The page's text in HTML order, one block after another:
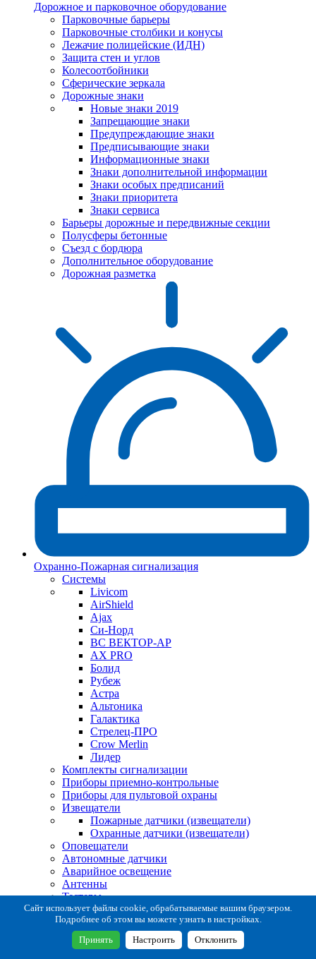
Дорожное и парковочное оборудование
Парковочные барьеры
Парковочные столбики и конусы
Лежачие полицейские (ИДН)
Защита стен и углов
Колесоотбойники
Сферические зеркала
Дорожные знаки
Новые знаки 2019
Запрещающие знаки
Предупреждающие знаки
Предписывающие знаки
Информационные знаки
Знаки дополнительной информации
Знаки особых предписаний
Знаки приоритета
Знаки сервиса
Барьеры дорожные и передвижные секции
Полусферы бетонные
Съезд с бордюра
Дополнительное оборудование
Дорожная разметка
Охранно-Пожарная сигнализация
Системы
Livicom
AirShield
Ajax
Си-Норд
ВС ВЕКТОР-АР
AX PRO
Болид
Рубеж
Астра
Альтоника
Галактика
Стрелец-ПРО
Crow Merlin
Лидер
Комплекты сигнализации
Приборы приемно-контрольные
Приборы для пультовой охраны
Извещатели
Пожарные датчики (извещатели)
Охранные датчики (извещатели)
Оповещатели
Автономные датчики
Аварийное освещение
Антенны
Тестеры
Система сбора извещений
Расходные и монтажные материалы
Коробки коммутационные
Кронштейны для извещателей
Сайт использует файлы cookie, обрабатываемые вашим браузером.
Подробнее об этом вы можете узнать в настройках.
Принять Настроить Отклонить